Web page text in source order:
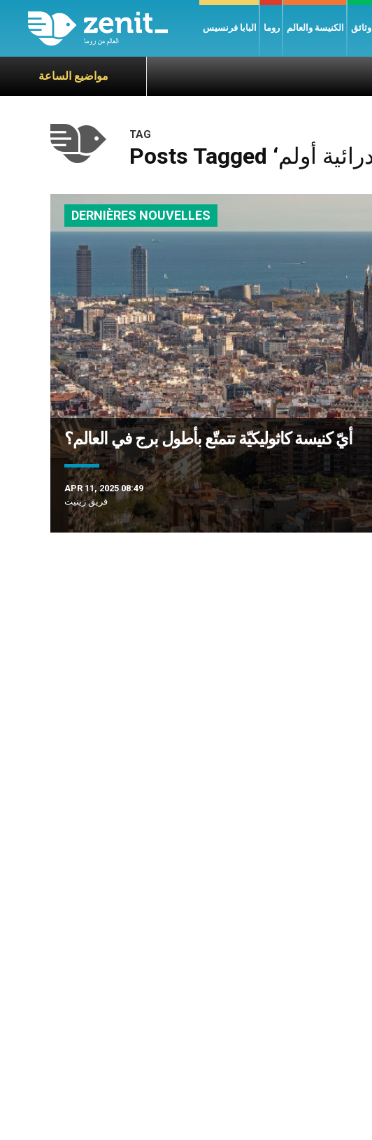
البابا فرنسيس روما الكنيسة والعالم وثائق
مواضيع الساعة
TAG
DERNIÈRES NOUVELLES
أيّ كنيسة كاثوليكيّة تتمتّع بأطول برج في العالم؟
APR 11, 2025 08:49
فريق زينيت